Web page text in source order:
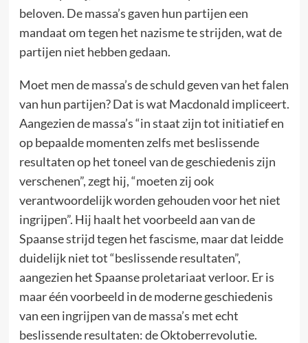
beloven. De massa’s gaven hun partijen een
mandaat om tegen het nazisme te strijden, wat de
partijen niet hebben gedaan.
Moet men de massa’s de schuld geven van het falen
van hun partijen? Dat is wat Macdonald impliceert.
Aangezien de massa’s “in staat zijn tot initiatief en
op bepaalde momenten zelfs met beslissende
resultaten op het toneel van de geschiedenis zijn
verschenen”, zegt hij, “moeten zij ook
verantwoordelijk worden gehouden voor het niet
ingrijpen”. Hij haalt het voorbeeld aan van de
Spaanse strijd tegen het fascisme, maar dat leidde
duidelijk niet tot “beslissende resultaten”,
aangezien het Spaanse proletariaat verloor. Er is
maar één voorbeeld in de moderne geschiedenis
van een ingrijpen van de massa’s met echt
beslissende resultaten: de Oktoberrevolutie.